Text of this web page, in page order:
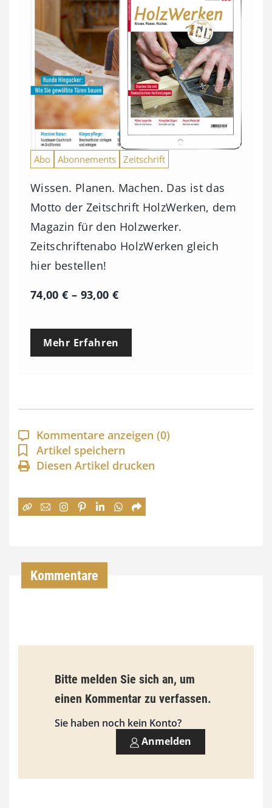
Abo Abonnements Zeitschrift
Wissen. Planen. Machen. Das ist das
Motto der Zeitschrift HolzWerken, dem
Magazin für den Holzwerker.
Zeitschriftenabo HolzWerken gleich
hier bestellen!
74,00€ – 93,00 €P
e
p
a
n
n
:
€
i
s
9
0
Mehr Erfahren
Kommentare anzeigen (0)
Artikel speichern
Diesen Artikel drucken
Kommentare
Bitte melden Sie sich an, um
einen Kommentar zu verfassen.
Sie haben noch kein Konto?
Anmelden